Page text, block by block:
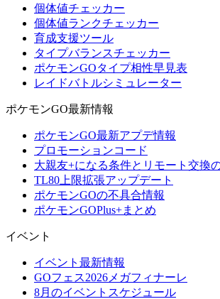
個体値チェッカー
個体値ランクチェッカー
育成支援ツール
タイプバランスチェッカー
ポケモンGOタイプ相性早見表
レイドバトルシミュレーター
ポケモンGO最新情報
ポケモンGO最新アプデ情報
プロモーションコード
大親友+になる条件とリモート交換
TL80上限拡張アップデート
ポケモンGOの不具合情報
ポケモンGOPlus+まとめ
イベント
イベント最新情報
GOフェス2026メガフィナーレ
8月のイベントスケジュール